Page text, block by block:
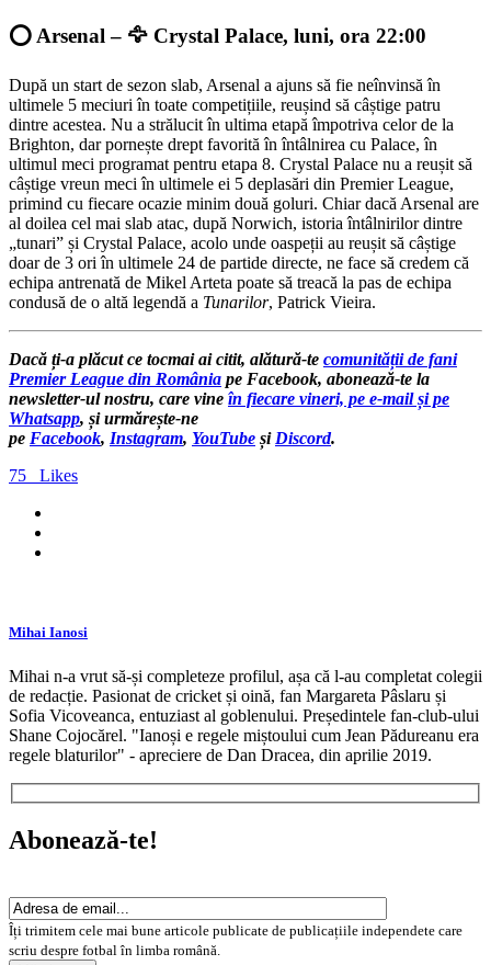
⭕️ Arsenal – 🦅 Crystal Palace, luni, ora 22:00
După un start de sezon slab, Arsenal a ajuns să fie neînvinsă în
ultimele 5 meciuri în toate competițiile, reușind să câștige patru
dintre acestea. Nu a strălucit în ultima etapă împotriva celor de la
Brighton, dar pornește drept favorită în întâlnirea cu Palace, în
ultimul meci programat pentru etapa 8. Crystal Palace nu a reușit să
câștige vreun meci în ultimele ei 5 deplasări din Premier League,
primind cu fiecare ocazie minim două goluri. Chiar dacă Arsenal are
al doilea cel mai slab atac, după Norwich, istoria întâlnirilor dintre
„tunari” și Crystal Palace, acolo unde oaspeții au reușit să câștige
doar de 3 ori în ultimele 24 de partide directe, ne face să credem că
echipa antrenată de Mikel Arteta poate să treacă la pas de echipa
condusă de o altă legendă a Tunarilor, Patrick Vieira.
Dacă ți-a plăcut ce tocmai ai citit, alătură-te comunității de fani
Premier League din România pe Facebook, abonează-te la
newsletter-ul nostru, care vine în fiecare vineri, pe e-mail și pe
Whatsapp, și urmărește-ne
pe Facebook, Instagram, YouTube și Discord.
75
Likes
Mihai Ianosi
Mihai n-a vrut să-și completeze profilul, așa că l-au completat colegii
de redacție. Pasionat de cricket și oină, fan Margareta Pâslaru și
Sofia Vicoveanca, entuziast al goblenului. Președintele fan-club-ului
Shane Cojocărel. "Ianoși e regele miștoului cum Jean Pădureanu era
regele blaturilor" - apreciere de Dan Dracea, din aprilie 2019.
Abonează-te!
Îți trimitem cele mai bune articole publicate de publicațiile independete care
scriu despre fotbal în limba română.